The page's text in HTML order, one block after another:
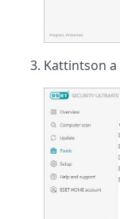
Kattintson a